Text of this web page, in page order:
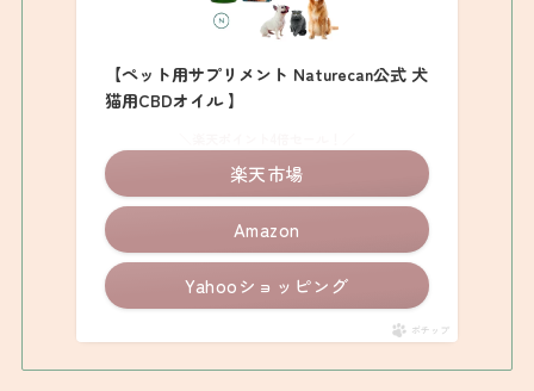
【ペット用サプリメント Naturecan公式 犬
猫用CBDオイル 】
Amazon
楽天市場
Yahooショッピング
ポチップ